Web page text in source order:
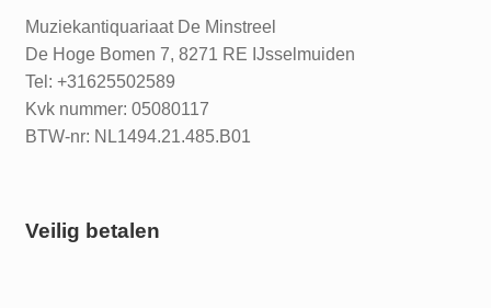
Muziekantiquariaat De Minstreel
De Hoge Bomen 7, 8271 RE IJsselmuiden
Tel: +31625502589
Kvk nummer: 05080117
BTW-nr: NL1494.21.485.B01
Veilig betalen